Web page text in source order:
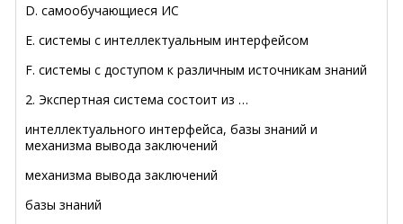
D. самообучающиеся ИС
E. системы с интеллектуальным интерфейсом
F. системы с доступом к различным источникам знаний
2. Экспертная система состоит из …
интеллектуального интерфейса, базы знаний и
механизма вывода заключений
механизма вывода заключений
базы знаний